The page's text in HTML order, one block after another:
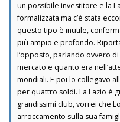
un possibile investitore e la
formalizzata ma c’è stata
questo tipo è inutile,
più ampio e profondo.
l’opposto, parlando ovvero
mercato e quanto era
mondiali. E poi lo collegavo
per quattro soldi. La Lazio è
grandissimi club, vorrei che
arroccamento sulla sua